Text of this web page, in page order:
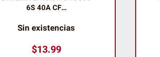
6S 40A CF…
Sin existencias
$13.99